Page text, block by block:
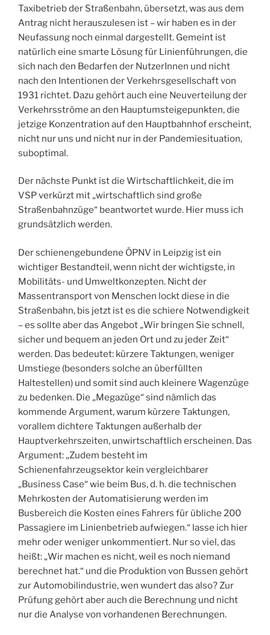
Taxibetrieb der Straßenbahn, übersetzt, was aus dem
Antrag nicht herauszulesen ist – wir haben es in der
Neufassung noch einmal dargestellt. Gemeint ist
natürlich eine smarte Lösung für Linienführungen, die
sich nach den Bedarfen der NutzerInnen und nicht
nach den Intentionen der Verkehrsgesellschaft von
1931 richtet. Dazu gehört auch eine Neuverteilung der
Verkehrsströme an den Hauptumsteigepunkten, die
jetzige Konzentration auf den Hauptbahnhof erscheint,
nicht nur uns und nicht nur in der Pandemiesituation,
suboptimal.
Der nächste Punkt ist die Wirtschaftlichkeit, die im
VSP verkürzt mit „wirtschaftlich sind große
Straßenbahnzüge“ beantwortet wurde. Hier muss ich
grundsätzlich werden.
Der schienengebundene ÖPNV in Leipzig ist ein
wichtiger Bestandteil, wenn nicht der wichtigste, in
Mobilitäts- und Umweltkonzepten. Nicht der
Massentransport von Menschen lockt diese in die
Straßenbahn, bis jetzt ist es die schiere Notwendigkeit
– es sollte aber das Angebot „Wir bringen Sie schnell,
sicher und bequem an jeden Ort und zu jeder Zeit“
werden. Das bedeutet: kürzere Taktungen, weniger
Umstiege (besonders solche an überfüllten
Haltestellen) und somit sind auch kleinere Wagenzüge
zu bedenken. Die „Megazüge“ sind nämlich das
kommende Argument, warum kürzere Taktungen,
vorallem dichtere Taktungen außerhalb der
Hauptverkehrszeiten, unwirtschaftlich erscheinen. Das
Argument: „Zudem besteht im
Schienenfahrzeugsektor kein vergleichbarer
„Business Case“ wie beim Bus, d. h. die technischen
Mehrkosten der Automatisierung werden im
Busbereich die Kosten eines Fahrers für übliche 200
Passagiere im Linienbetrieb aufwiegen.“ lasse ich hier
mehr oder weniger unkommentiert. Nur so viel, das
heißt: „Wir machen es nicht, weil es noch niemand
berechnet hat.“ und die Produktion von Bussen gehört
zur Automobilindustrie, wen wundert das also? Zur
Prüfung gehört aber auch die Berechnung und nicht
nur die Analyse von vorhandenen Berechnungen.